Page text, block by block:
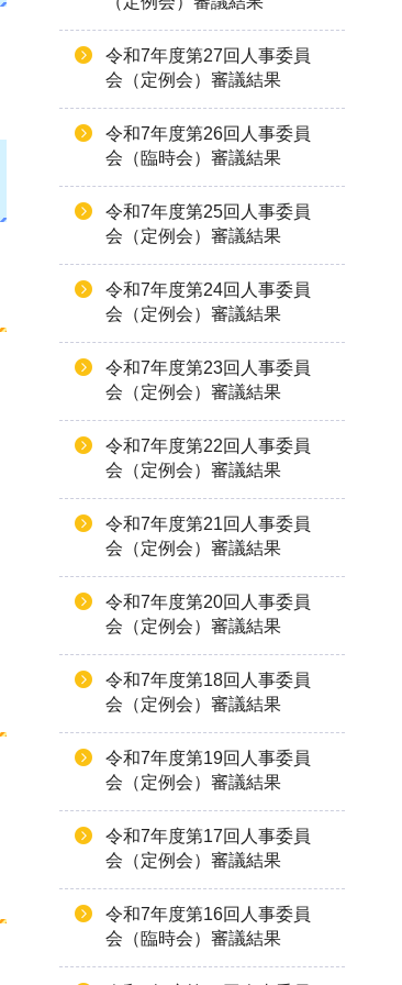
令和7年度第27回人事委員
会（定例会）審議結果
令和7年度第26回人事委員
会（臨時会）審議結果
令和7年度第25回人事委員
会（定例会）審議結果
令和7年度第24回人事委員
会（定例会）審議結果
令和7年度第23回人事委員
会（定例会）審議結果
令和7年度第22回人事委員
会（定例会）審議結果
令和7年度第21回人事委員
会（定例会）審議結果
令和7年度第20回人事委員
会（定例会）審議結果
令和7年度第18回人事委員
会（定例会）審議結果
令和7年度第19回人事委員
会（定例会）審議結果
令和7年度第17回人事委員
会（定例会）審議結果
令和7年度第16回人事委員
会（臨時会）審議結果